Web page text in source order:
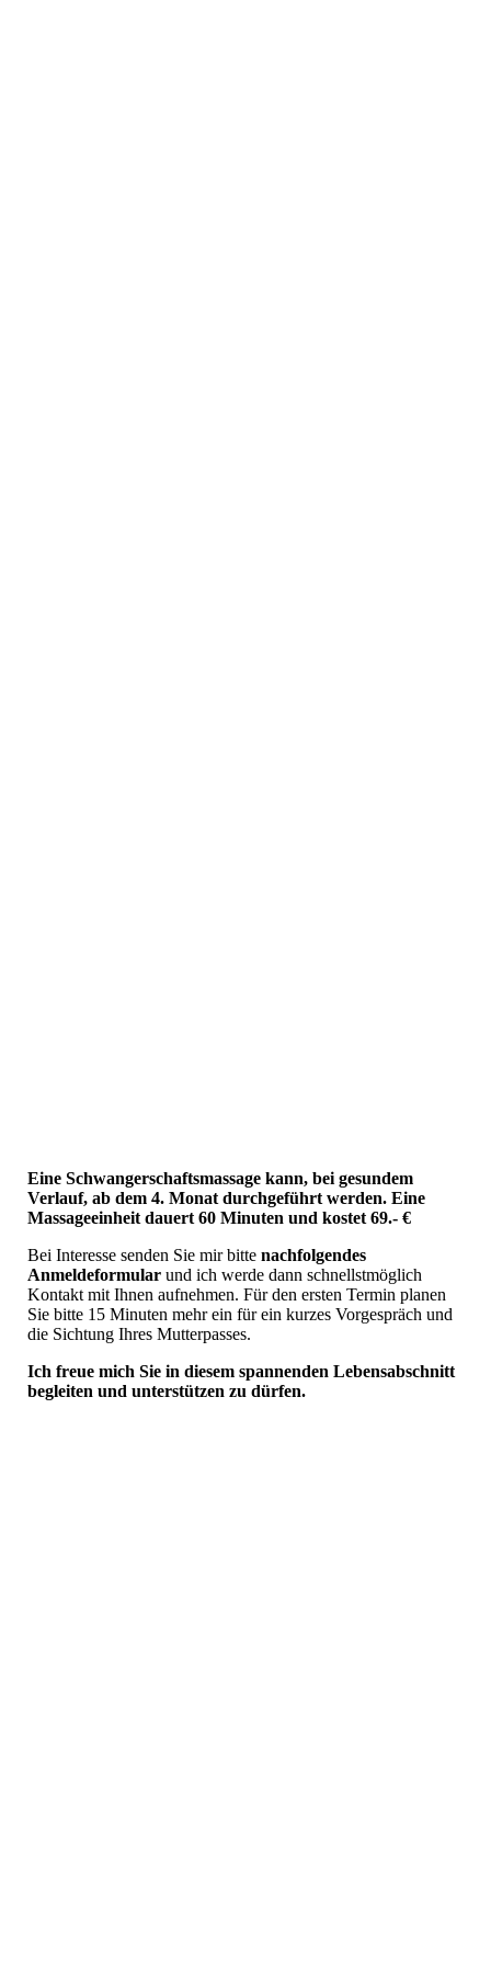
Eine Schwangerschaftsmassage kann, bei gesundem
Verlauf, ab dem 4. Monat durchgeführt werden. Eine
Massageeinheit dauert 60 Minuten und kostet 69.- €
Bei Interesse senden Sie mir bitte nachfolgendes
Anmeldeformular und ich werde dann schnellstmöglich
Kontakt mit Ihnen aufnehmen. Für den ersten Termin planen
Sie bitte 15 Minuten mehr ein für ein kurzes Vorgespräch und
die Sichtung Ihres Mutterpasses.
Ich freue mich Sie in diesem spannenden Lebensabschnitt
begleiten und unterstützen zu dürfen.